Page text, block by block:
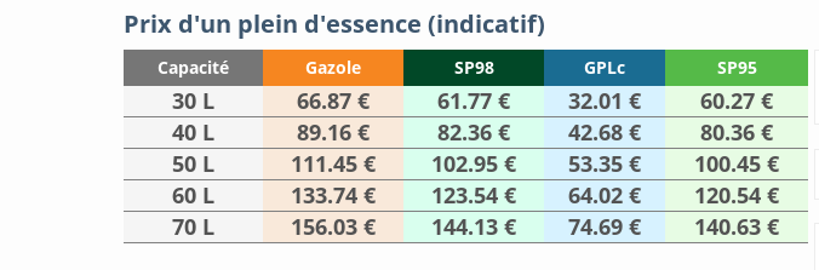
Prix d'un plein d'essence (indicatif)
Capacité Gazole SP98 GPLc SP95
30 L 66.87 € 61.77 € 32.01 €
60.27 €
40 L
89.16 € 82.36 € 42.68 €
80.36 €
50 L
111.45 € 102.95 € 53.35 €
100.45 €
60 L
133.74 € 123.54 € 64.02 €
120.54 €
70 L
156.03 € 144.13 € 74.69 € 140.63 €